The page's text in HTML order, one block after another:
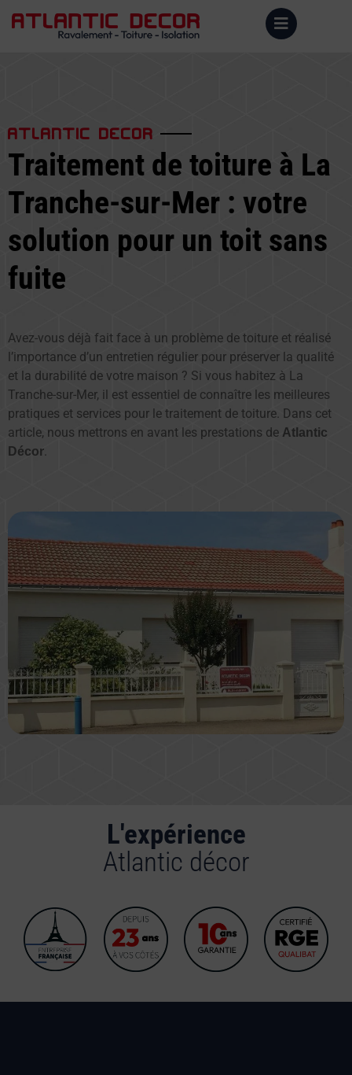
ATLANTIC DECOR
Traitement de toiture à La
Tranche-sur-Mer : votre
solution pour un toit sans
fuite
Avez-vous déjà fait face à un problème de toiture et réalisé
l’importance d’un entretien régulier pour préserver la qualité
et la durabilité de votre maison ? Si vous habitez à La
Tranche-sur-Mer, il est essentiel de connaître les meilleures
pratiques et services pour le traitement de toiture. Dans cet
article, nous mettrons en avant les prestations de Atlantic
Décor.
L'expérience
Atlantic décor